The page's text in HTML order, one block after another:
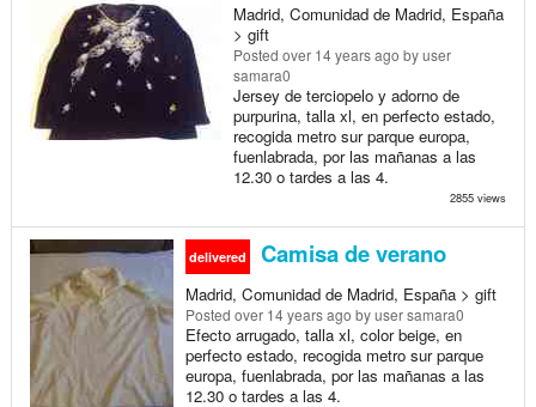
Madrid, Comunidad de Madrid, España
> gift
Posted over 14 years ago by user
samara0
Jersey de terciopelo y adorno de
purpurina, talla xl, en perfecto estado,
recogida metro sur parque europa,
fuenlabrada, por las mañanas a las
12.30 o tardes a las 4.
2855 views
delivered Camisa de verano
Madrid, Comunidad de Madrid, España > gift
Posted over 14 years ago by user samara0
Efecto arrugado, talla xl, color beige, en
perfecto estado, recogida metro sur parque
europa, fuenlabrada, por las mañanas a las
12.30 o tardes a las 4.